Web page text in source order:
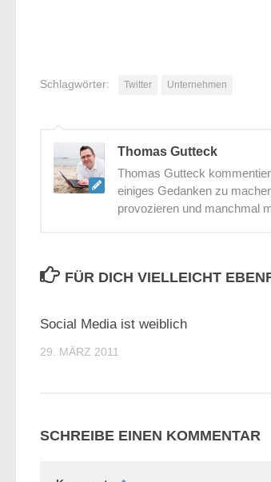
Schlagwörter: Twitter Unternehmen
Thomas Gutteck
Thomas Gutteck
einiges Gedanken zu
provozieren und manchmal
FÜR DICH VIELLEICHT
Social Media ist weiblich
29. MÄRZ 2011
SCHREIBE EINEN KOMMENTAR